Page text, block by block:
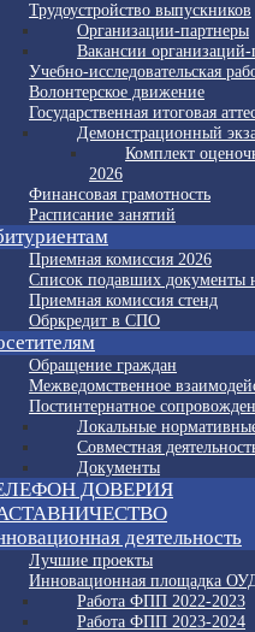
Трудоустройство выпускников
Организации-партнеры
Вакансии организаций-
Учебно-исследовательская
Волонтерское движение
Государственная итоговая
Демонстрационный
Комплект
2026
Финансовая грамотность
Расписание занятий
Приемная комиссия 2026
Список подавших документы
Приемная комиссия стенд
Обркредит в СПО
Обращение граждан
Межведомственное
Постинтернатное
Локальные
Совместная
Документы
ДОВЕРИЯ
деятельность
Лучшие проекты
Инновационная площадка
Работа ФПП 2022-2023
Работа ФПП 2023-2024